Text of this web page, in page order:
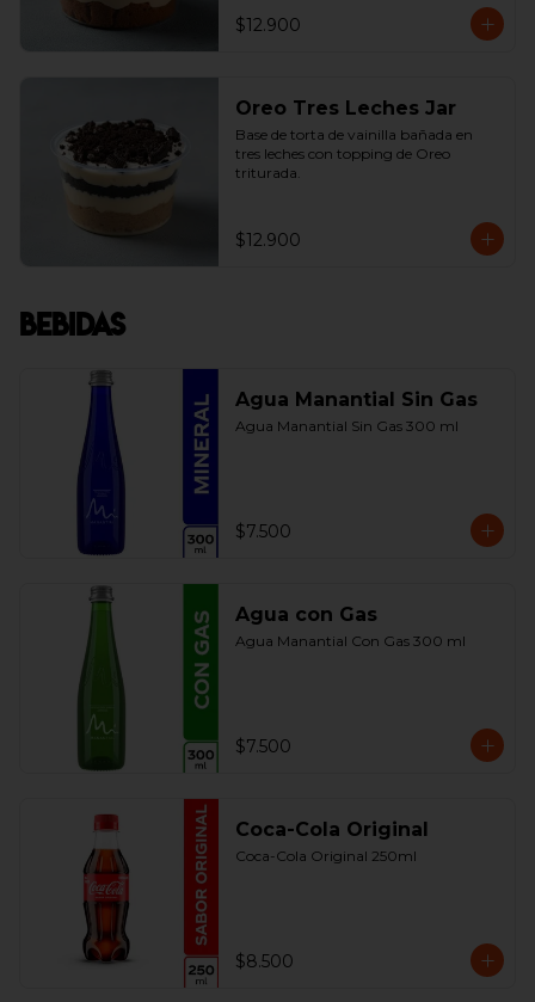
$12.900
Oreo Tres Leches Jar
Base de torta de vainilla bañada en
tres leches con topping de Oreo
triturada.
$12.900
Bebidas
Agua Manantial Sin Gas
Agua Manantial Sin Gas 300 ml
$7.500
Agua con Gas
Agua Manantial Con Gas 300 ml
$7.500
Coca-Cola Original
Coca-Cola Original 250ml
$8.500